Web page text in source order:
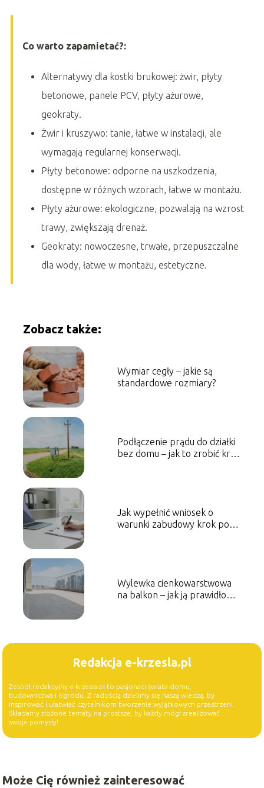
Co warto zapamietać?:
Alternatywy dla kostki brukowej: żwir, płyty
betonowe, panele PCV, płyty ażurowe,
geokraty.
Żwir i kruszywo: tanie, łatwe w instalacji, ale
wymagają regularnej konserwacji.
Płyty betonowe: odporne na uszkodzenia,
dostępne w różnych wzorach, łatwe w montażu.
Płyty ażurowe: ekologiczne, pozwalają na wzrost
trawy, zwiększają drenaż.
Geokraty: nowoczesne, trwałe, przepuszczalne
dla wody, łatwe w montażu, estetyczne.
Zobacz także:
Wymiar cegły – jakie są
standardowe rozmiary?
Podłączenie prądu do działki
bez domu – jak to zrobić krok
Jak wypełnić wniosek o
warunki zabudowy krok po
Wylewka cienkowarstwowa
na balkon – jak ją prawidłowo
Redakcja e-krzesla.pl
Zespół redakcyjny e-krzesla.pl to pasjonaci świata domu,
budownictwa i ogrodu. Z radością dzielimy się naszą wiedzą, by
inspirować i ułatwiać czytelnikom tworzenie wyjątkowych przestrzeni.
Składamy złożone tematy na prostsze, by każdy mógł zrealizować
swoje pomysły!
Może Cię również zainteresować